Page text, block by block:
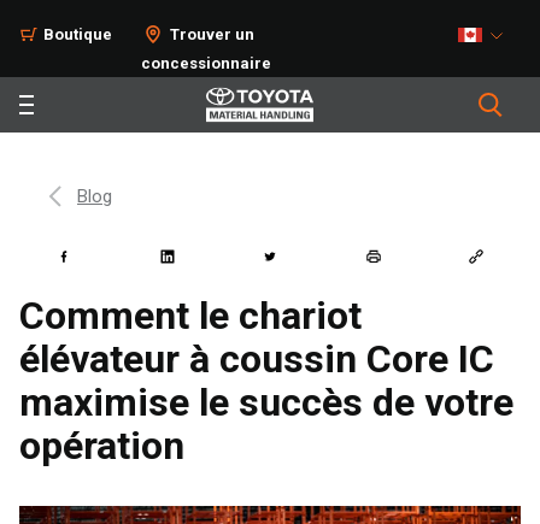
Boutique
Trouver un
concessionnaire
Blog
Comment le chariot
élévateur à coussin Core IC
maximise le succès de votre
opération